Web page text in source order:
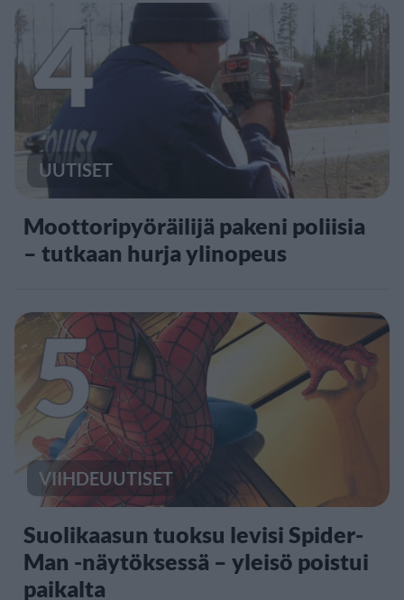
4
UUTISET
Moottoripyöräilijä pakeni poliisia
– tutkaan hurja ylinopeus
5
VIIHDEUUTISET
Suolikaasun tuoksu levisi Spider-
Man -näytöksessä – yleisö poistui
paikalta